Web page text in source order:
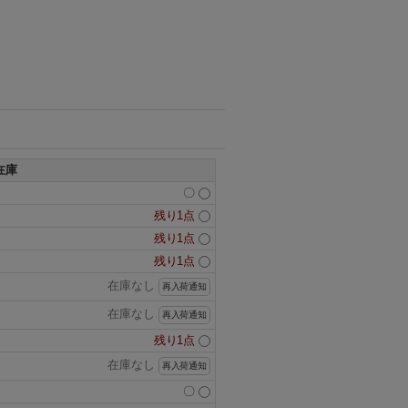
庫
〇
残り1点
残り1点
残り1点
在庫なし
再入荷通知
在庫なし 再入荷通知
残り1点
在庫なし
再入荷通知
〇